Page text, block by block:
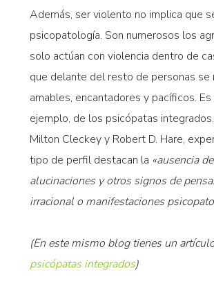
Además, ser violento no implica que
psicopatología. Son numerosos los
solo actúan con violencia dentro de
que delante del resto de personas se
amables, encantadores y pacíficos.
ejemplo, de los psicópatas
Milton Cleckey y Robert D. Hare,
tipo de perfil destacan la «ausencia de
alucinaciones y otros signos de
irracional o manifestaciones
(En este mismo blog tienes un
psicópatas integrados)